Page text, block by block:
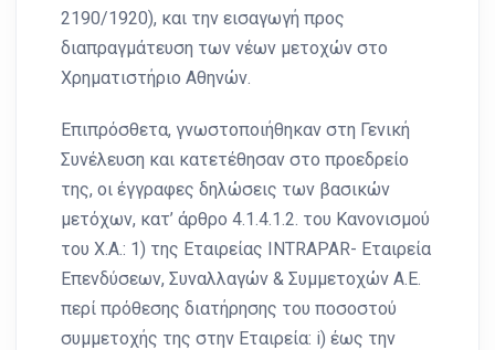
2190/1920), και την εισαγωγή προς
διαπραγμάτευση των νέων μετοχών στο
Χρηματιστήριο Αθηνών.
Επιπρόσθετα, γνωστοποιήθηκαν στη Γενική
Συνέλευση και κατετέθησαν στο προεδρείο
της, οι έγγραφες δηλώσεις των βασικών
μετόχων, κατ’ άρθρο 4.1.4.1.2. του Κανονισμού
του Χ.Α.: 1) της Εταιρείας INTRAPAR- Εταιρεία
Επενδύσεων, Συναλλαγών & Συμμετοχών Α.Ε.
περί πρόθεσης διατήρησης του ποσοστού
συμμετοχής της στην Εταιρεία: i) έως την